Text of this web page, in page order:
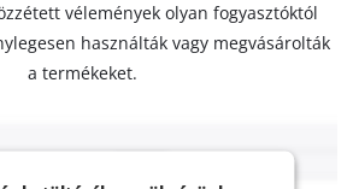
vélemények olyan fogyasztóktól
használták vagy megvásárolták
a termékeket.